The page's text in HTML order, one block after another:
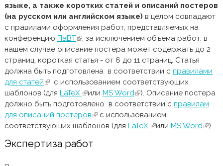
языке, а также коротких статей и описаний постеров
(на русском или английском языке) в целом совпадают
с правилами оформления работ, представляемых на
конференцию ПаВТ(внешняя ссылка)
, за исключением объема работ: в
нашем случае описание постера может содержать до 2
страниц, короткая статья - от 6 до 11 страниц. Статья
должна быть подготовлена в соответствии с правилами
для статей(внешняя ссылка)
с использованием соответствующих
шаблонов (для LaTeX (внешняя ссылка)
или MS Word(внешняя ссылка)
). Описание постера
должно быть подготовлено в соответствии с правилам
для описаний постеров(внешняя ссылка)
с использованием
соответствующих шаблонов (для LaTeX (внешняя ссылка)
или MS Word ).
Экспертиза работ